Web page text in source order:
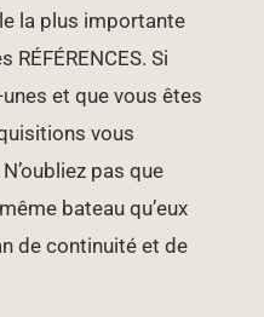
la plus importante
Si
et que vous êtes
vous
pas que
bateau qu’eux
de continuité et de